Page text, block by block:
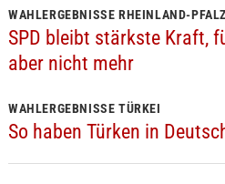
WAHLERGEBNISSE RHEINLAND-PFALZ
SPD bleibt stärkste Kraft,
aber nicht mehr
WAHLERGEBNISSE TÜRKEI
So haben Türken in